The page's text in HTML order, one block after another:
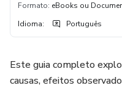
Formato: eBooks ou
Idioma: Português
Este guia completo
causas, efeitos